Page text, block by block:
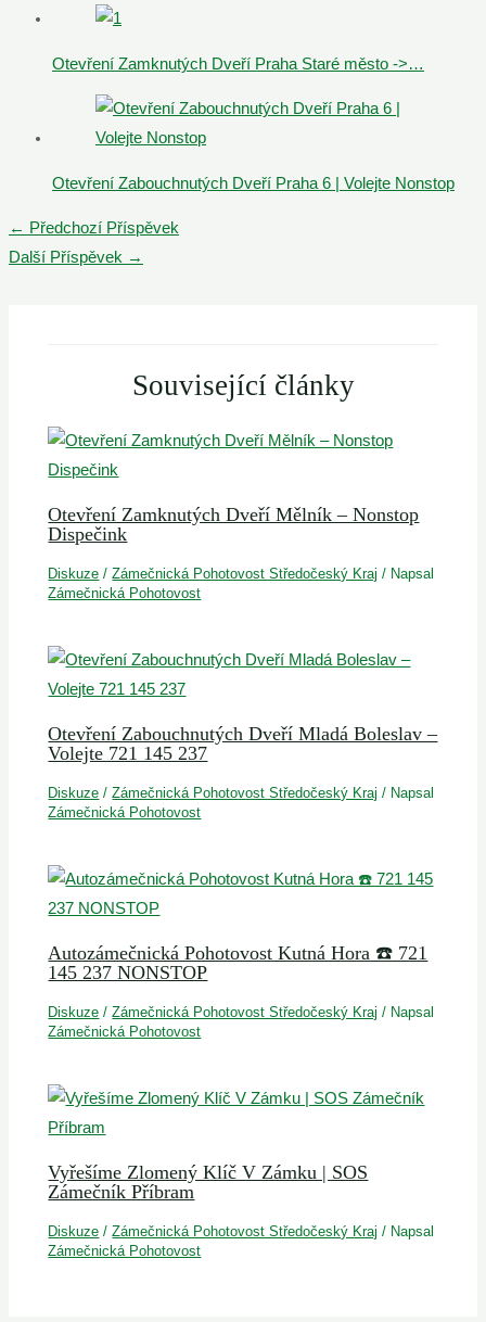
Otevření Zamknutých Dveří Praha Staré město ->…
Otevření Zabouchnutých Dveří Praha 6 | Volejte Nonstop
Post
navigation
← Předchozí Příspěvek
Další Příspěvek →
Související články
Otevření Zamknutých Dveří Mělník – Nonstop
Dispečink
Diskuze /Zámečnická Pohotovost Středočeský Kraj / Napsal
Zámečnická Pohotovost
Otevření Zabouchnutých Dveří Mladá Boleslav –
Volejte 721 145 237
Diskuze /Zámečnická Pohotovost Středočeský Kraj / Napsal
Zámečnická Pohotovost
Autozámečnická Pohotovost Kutná Hora ☎️ 721
145 237 NONSTOP
Diskuze /Zámečnická Pohotovost Středočeský Kraj / Napsal
Zámečnická Pohotovost
Vyřešíme Zlomený Klíč V Zámku | SOS
Zámečník Příbram
Diskuze /Zámečnická Pohotovost Středočeský Kraj / Napsal
Zámečnická Pohotovost